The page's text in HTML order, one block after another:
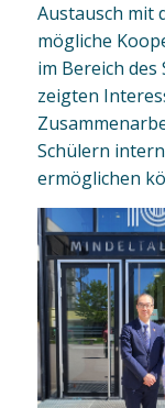
Austausch mit
mögliche
im Bereich des
zeigten
Schülern
ermöglichen